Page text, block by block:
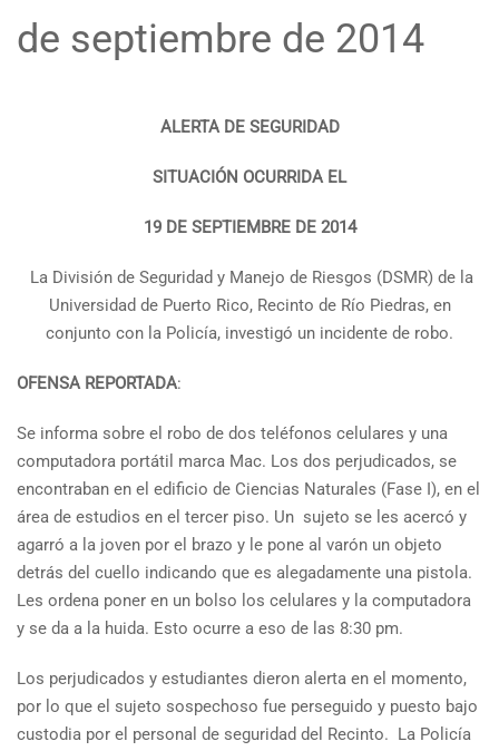
de septiembre de 2014
ALERTA DE SEGURIDAD
SITUACIÓN OCURRIDA EL
19 DE SEPTIEMBRE DE 2014
La División de Seguridad y Manejo de Riesgos (DSMR) de la
Universidad de Puerto Rico, Recinto de Río Piedras, en
conjunto con la Policía, investigó un incidente de robo.
OFENSA REPORTADA:
Se informa sobre el robo de dos teléfonos celulares y una
computadora portátil marca Mac. Los dos perjudicados, se
encontraban en el edificio de Ciencias Naturales (Fase I), en el
área de estudios en el tercer piso. Un sujeto se les acercó y
agarró a la joven por el brazo y le pone al varón un objeto
detrás del cuello indicando que es alegadamente una pistola.
Les ordena poner en un bolso los celulares y la computadora
y se da a la huida. Esto ocurre a eso de las 8:30 pm.
Los perjudicados y estudiantes dieron alerta en el momento,
por lo que el sujeto sospechoso fue perseguido y puesto bajo
custodia por el personal de seguridad del Recinto. La Policía